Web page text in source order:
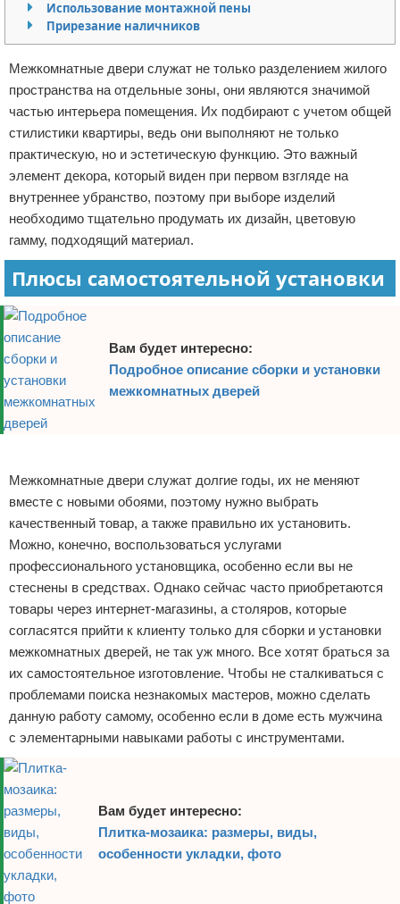
Домашний быт
Коммунальные услуги
Сантехника
Безопасность
Стройматериалы
Разное
Отказ от ответственности
Использование монтажной пены
Прирезание наличников
Межкомнатные двери служат не только разделением жилого
пространства на отдельные зоны, они являются значимой
частью интерьера помещения. Их подбирают с учетом общей
стилистики квартиры, ведь они выполняют не только
практическую, но и эстетическую функцию. Это важный
элемент декора, который виден при первом взгляде на
внутреннее убранство, поэтому при выборе изделий
необходимо тщательно продумать их дизайн, цветовую
гамму, подходящий материал.
Плюсы самостоятельной установки
Вам будет интересно:
Подробное описание сборки и установки
межкомнатных дверей
Межкомнатные двери служат долгие годы, их не меняют
вместе с новыми обоями, поэтому нужно выбрать
качественный товар, а также правильно их установить.
Можно, конечно, воспользоваться услугами
профессионального установщика, особенно если вы не
стеснены в средствах. Однако сейчас часто приобретаются
товары через интернет-магазины, а столяров, которые
согласятся прийти к клиенту только для сборки и установки
межкомнатных дверей, не так уж много. Все хотят браться за
их самостоятельное изготовление. Чтобы не сталкиваться с
проблемами поиска незнакомых мастеров, можно сделать
данную работу самому, особенно если в доме есть мужчина
с элементарными навыками работы с инструментами.
Вам будет интересно:
Плитка-мозаика: размеры, виды,
особенности укладки, фото